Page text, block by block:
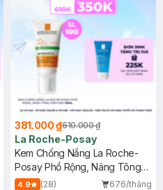
381.000 ₫610.000 ₫
La Roche-Posay
Kem Chống Nắng La Roche-
Posay Phổ Rộng, Nâng Tông
Kiềm Dầu 50ml
4.9 (28)
676/tháng